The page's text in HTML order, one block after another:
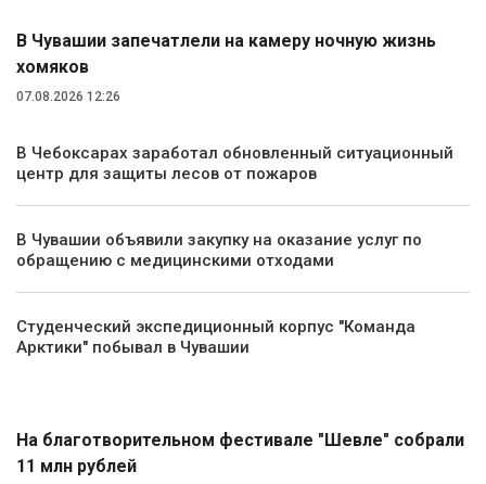
В Чувашии запечатлели на камеру ночную жизнь
хомяков
07.08.2026 12:26
В Чебоксарах заработал обновленный ситуационный
центр для защиты лесов от пожаров
В Чувашии объявили закупку на оказание услуг по
обращению с медицинскими отходами
Студенческий экспедиционный корпус "Команда
Арктики" побывал в Чувашии
На благотворительном фестивале "Шевле" собрали
11 млн рублей